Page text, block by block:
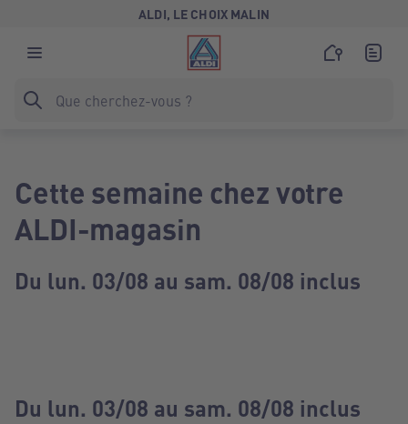
ALDI, LE CHOIX MALIN
Cette semaine chez votre
ALDI-magasin
Du lun. 03/08 au sam. 08/08 inclus
Du lun. 03/08 au sam. 08/08 inclus